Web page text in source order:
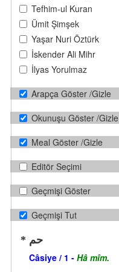
Tefhim-ul Kuran
Ümit Şimşek
Yaşar Nuri Öztürk
İskender Ali Mihr
İlyas Yorulmaz
Arapça Göster /Gizle
Okunuşu Göster /Gizle
Meal Göster /Gizle
Editör Seçimi
Geçmişi Göster
Geçmişi Tut
حم
Câsiye / 1 - Hâ mîm.